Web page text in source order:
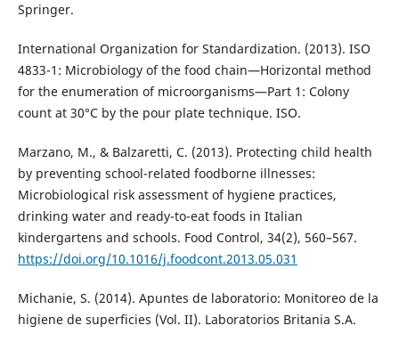
Springer.
International Organization for Standardization. (2013). ISO
4833-1: Microbiology of the food chain—Horizontal method
for the enumeration of microorganisms—Part 1: Colony
count at 30°C by the pour plate technique. ISO.
Marzano, M., & Balzaretti, C. (2013). Protecting child health
by preventing school-related foodborne illnesses:
Microbiological risk assessment of hygiene practices,
drinking water and ready-to-eat foods in Italian
kindergartens and schools. Food Control, 34(2), 560–567.
https://doi.org/10.1016/j.foodcont.2013.05.031
Michanie, S. (2014). Apuntes de laboratorio: Monitoreo de la
higiene de superficies (Vol. II). Laboratorios Britania S.A.